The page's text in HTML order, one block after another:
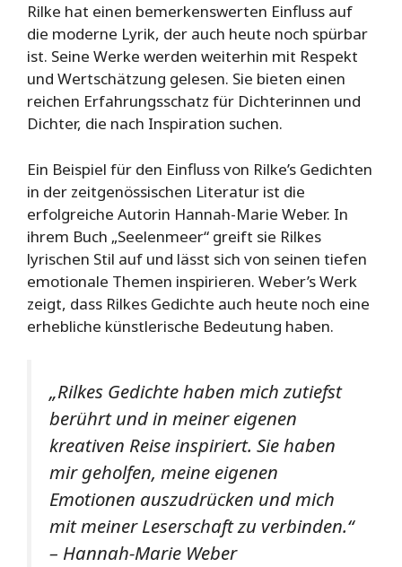
Rilke hat einen bemerkenswerten Einfluss auf
die moderne Lyrik, der auch heute noch spürbar
ist. Seine Werke werden weiterhin mit Respekt
und Wertschätzung gelesen. Sie bieten einen
reichen Erfahrungsschatz für Dichterinnen und
Dichter, die nach Inspiration suchen.
Ein Beispiel für den Einfluss von Rilke’s Gedichten
in der zeitgenössischen Literatur ist die
erfolgreiche Autorin Hannah-Marie Weber. In
ihrem Buch „Seelenmeer“ greift sie Rilkes
lyrischen Stil auf und lässt sich von seinen tiefen
emotionale Themen inspirieren. Weber’s Werk
zeigt, dass Rilkes Gedichte auch heute noch eine
erhebliche künstlerische Bedeutung haben.
„Rilkes Gedichte haben mich zutiefst
berührt und in meiner eigenen
kreativen Reise inspiriert. Sie haben
mir geholfen, meine eigenen
Emotionen auszudrücken und mich
mit meiner Leserschaft zu verbinden.“
– Hannah-Marie Weber